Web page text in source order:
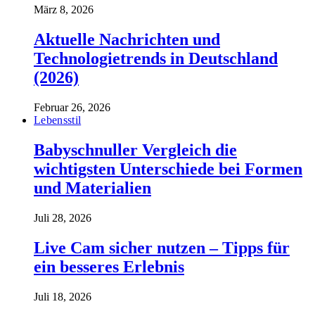
März 8, 2026
Aktuelle Nachrichten und
Technologietrends in Deutschland
(2026)
Februar 26, 2026
Lebensstil
Babyschnuller Vergleich die
wichtigsten Unterschiede bei Formen
und Materialien
Juli 28, 2026
Live Cam sicher nutzen – Tipps für
ein besseres Erlebnis
Juli 18, 2026